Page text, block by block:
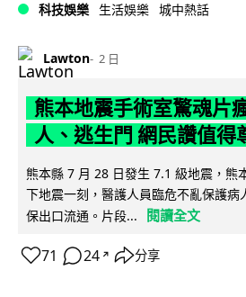
科技娛樂 生活娛樂 城中熱話
Lawton 2 日
熊本地震手術室驚魂片
人、逃生門 網民讚值得
熊本縣 7 月 28 日發生 7.1 級地震，熊
下地震一刻，醫護人員臨危不亂保護病
保出口流通。片段...
閱讀全文
71 24 ↗ 分享